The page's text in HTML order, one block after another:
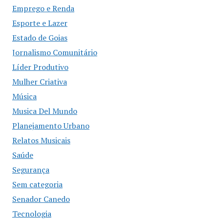
Emprego e Renda
Esporte e Lazer
Estado de Goias
Jornalismo Comunitário
Líder Produtivo
Mulher Criativa
Música
Musica Del Mundo
Planejamento Urbano
Relatos Musicais
Saúde
Segurança
Sem categoria
Senador Canedo
Tecnologia